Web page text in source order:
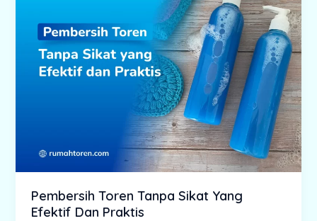
Pembersih Toren Tanpa Sikat Yang
Efektif Dan Praktis